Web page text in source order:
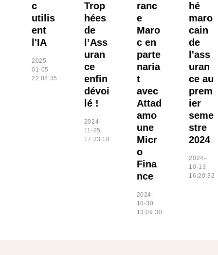
c
utilis
ent
l'IA
2025-
01-05
22:08:35
Trop
hées
de
l’Ass
uran
ce
enfin
dévoi
lé !
2024-
11-25
17:23:18
ranc
e
Maro
c en
parte
naria
t
avec
Attad
amo
une
Micr
o
Fina
nce
2024-
10-30
13:09:30
hé
maro
cain
de
l'ass
uran
ce au
prem
ier
seme
stre
2024
2024-
10-13
16:20:32